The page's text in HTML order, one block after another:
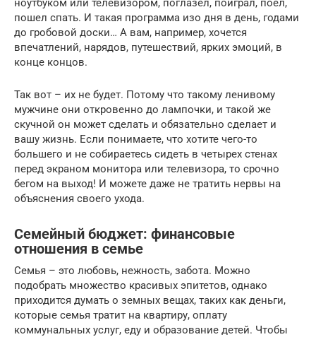
ноутбуком или телевизором, поглазел, поиграл, поел,
пошел спать. И такая программа изо дня в день, годами
до гробовой доски… А вам, например, хочется
впечатлений, нарядов, путешествий, ярких эмоций, в
конце концов.
Так вот – их не будет. Потому что такому ленивому
мужчине они откровенно до лампочки, и такой же
скучной он может сделать и обязательно сделает и
вашу жизнь. Если понимаете, что хотите чего-то
большего и не собираетесь сидеть в четырех стенах
перед экраном монитора или телевизора, то срочно
бегом на выход! И можете даже не тратить нервы на
объяснения своего ухода.
Семейный бюджет: финансовые
отношения в семье
Семья – это любовь, нежность, забота. Можно
подобрать множество красивых эпитетов, однако
приходится думать о земных вещах, таких как деньги,
которые семья тратит на квартиру, оплату
коммунальных услуг, еду и образование детей. Чтобы